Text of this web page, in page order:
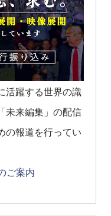
活躍する世界の識
未来編集」の配信
の報道を行ってい
ご案内